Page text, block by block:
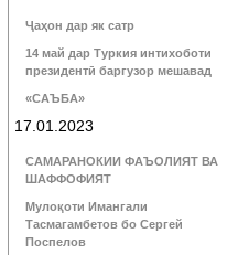
Ҷаҳон дар як сатр
14 май дар Туркия интихоботи
президентӣ баргузор мешавад
«САЪБА»
17.01.2023
САМАРАНОКИИ ФАЪОЛИЯТ ВА
ШАФФОФИЯТ
Мулоқоти Имангали
Тасмагамбетов бо Сергей
Поспелов